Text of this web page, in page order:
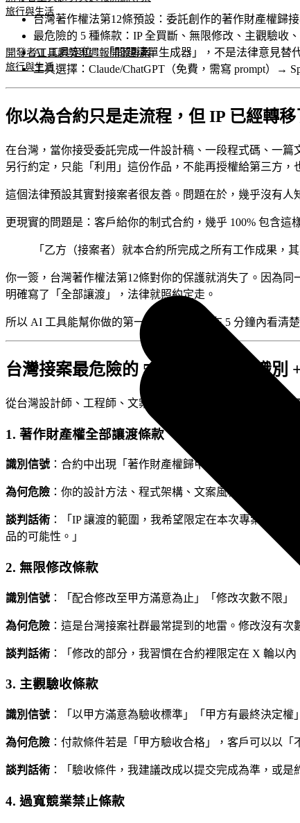
旅行與生活
開發者工具趨勢與週報開源專案
旅行與生活
台灣著作權法第12條預設：委託創作的著作財產權歸
最危險的 5 種條款：IP 全買斷、無限修改、主觀驗收
AI 工具定位：「問題清單生成器」，不是法律意見替
工具選擇：Claude/ChatGPT（免費，需寫 prompt）→
你以為合約只是走流程，但 IP 已經轉移
在台灣，當你接受委託完成一件設計稿、一段程式碼、一篇
另行約定，只能「利用」這份作品，不能再授權給第三方，
這個法律預設其實對接案者很友善。問題在於，幾乎沒有人
更現實的問題是：客戶給你的制式合約，幾乎 100% 包含這
「乙方（接案者）就本合約所完成之所有工作成果，
你一簽，台灣著作權法第12條對你的保護就消失了。因為同
明確寫了「全部讓渡」，法律就照約定走。
所以 AI 工具能幫你做的第一件事，是讓你在 5 分鐘內看清楚
台灣接案最危險的 5 種合約條款（識別
從台灣設計師、工程師、文案接案的實際糾紛案例歸納，
1. 著作財產權全部讓渡條款
識別信號：合約中出現「著作財產權歸甲方所有」「所有智
為何危險 ：你的設計方法、程式架構、文案風格，通通移
談判話術 ：「IP 讓渡的範圍，我希望限定在本次專案的使
品的可能性。」
2. 無限修改條款
識別信號：「配合修改至甲方滿意為止」「修改次數不限」
為何危險 ：這是台灣接案社群最常提到的地雷。修改沒有
談判話術 ：「修改的部分，我習慣在合約裡限定在 X 輪以
3. 主觀驗收條款
識別信號：「以甲方滿意為驗收標準」「甲方有最終決定權
為何危險 ：付款條件若是「甲方驗收合格」，客戶可以以
談判話術 ：「驗收條件，我建議改成以提交完成為準，或
4. 過寬競業禁止條款